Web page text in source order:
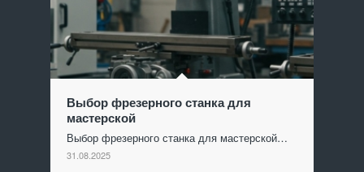
Выбор фрезерного станка для
мастерской
Выбор фрезерного станка для мастерской…
31.08.2025